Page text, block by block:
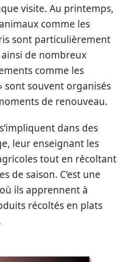
visite. Au printemps,
comme les
sont particulièrement
de nombreux
comme les
sont souvent organisés
de renouveau.
dans des
leur enseignant les
tout en récoltant
de saison. C’est une
ils apprennent à
récoltés en plats